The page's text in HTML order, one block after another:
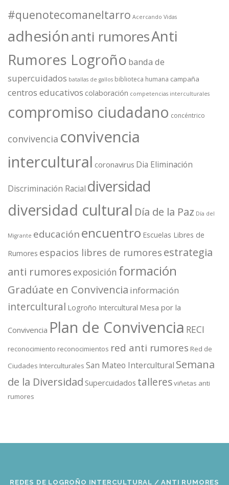
#quenotecomaneltarro Acercando Vidas
adhesiónanti rumoresAnti
Rumores Logroño banda de
supercuidados batallas de gallos biblioteca humana campaña
centros educativos colaboración competencias interculturales
compromiso ciudadano concéntrico
convivencia convivencia
intercultural coronavirus Dia Eliminación
Discriminación Racial diversidad
diversidad cultural Día de la Paz Día del
Migrante educaciónencuentro Escuelas Libres de
Rumores espacios libres de rumores estrategia
anti rumoresexposición formación
Gradúate en Convivencia información
intercultural Logroño Intercultural Mesa por la
Convivencia Plan de Convivencia RECI
reconocimiento reconocimientos red anti rumores Red de
Ciudades Interculturales San Mateo Intercultural Semana
de la Diversidad Supercuidados talleresviñetas anti
rumores
REDES DE LOGROÑO INTERCULTURAL / ANTI RUMORES